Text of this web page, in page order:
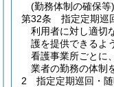
(勤務体制の確保等)
第32条
指定定期巡
利用者に対し適切
護を提供できるよ
看護事業所ごとに
業者の勤務の体制
2
指定定期巡回・